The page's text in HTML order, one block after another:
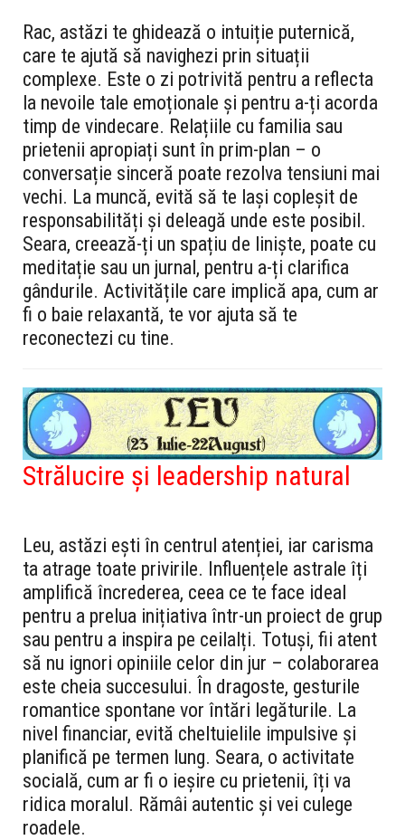
Rac, astăzi te ghidează o intuiție puternică,
care te ajută să navighezi prin situații
complexe. Este o zi potrivită pentru a reflecta
la nevoile tale emoționale și pentru a-ți acorda
timp de vindecare. Relațiile cu familia sau
prietenii apropiați sunt în prim-plan – o
conversație sinceră poate rezolva tensiuni mai
vechi. La muncă, evită să te lași copleșit de
responsabilități și deleagă unde este posibil.
Seara, creează-ți un spațiu de liniște, poate cu
meditație sau un jurnal, pentru a-ți clarifica
gândurile. Activitățile care implică apa, cum ar
fi o baie relaxantă, te vor ajuta să te
reconectezi cu tine.
Strălucire și leadership natural
Leu, astăzi ești în centrul atenției, iar carisma
ta atrage toate privirile. Influențele astrale îți
amplifică încrederea, ceea ce te face ideal
pentru a prelua inițiativa într-un proiect de grup
sau pentru a inspira pe ceilalți. Totuși, fii atent
să nu ignori opiniile celor din jur – colaborarea
este cheia succesului. În dragoste, gesturile
romantice spontane vor întări legăturile. La
nivel financiar, evită cheltuielile impulsive și
planifică pe termen lung. Seara, o activitate
socială, cum ar fi o ieșire cu prietenii, îți va
ridica moralul. Rămâi autentic și vei culege
roadele.